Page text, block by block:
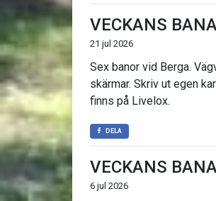
VECKANS
21 jul 2026
Sex banor vid Berga.
skärmar. Skriv ut egen
finns på Livelox.
DELA
VECKANS
6 jul 2026